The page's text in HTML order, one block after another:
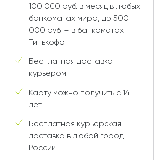
100 000 руб. в месяц в любых
банкоматах мира, до 500
000 руб. – в банкоматах
Тинькофф
Бесплатная доставка
курьером
Карту можно получить с 14
лет
Бесплатная курьерская
доставка в любой город
России